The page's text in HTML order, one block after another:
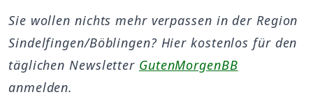
Sie wollen nichts mehr verpassen in der Region
Sindelfingen/Böblingen? Hier kostenlos für den
täglichen Newsletter GutenMorgenBB
anmelden.